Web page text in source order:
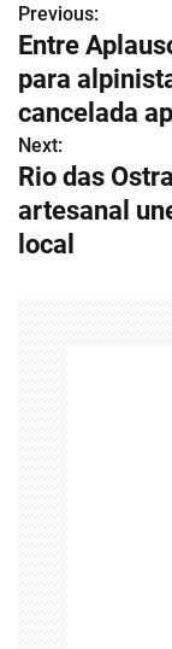
N
a
v
e
g
a
Previous:
Entre
para
cancelada
Next:
Rio das
artesanal
local